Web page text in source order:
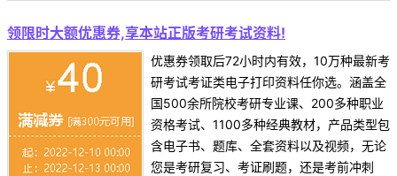
领限时大额优惠券,享本站正版考研考试资料!
优惠券领取后72小时内有效，10万种最新考
研考试考证类电子打印资料任你选。涵盖全
国500余所院校考研专业课、200多种职业
资格考试、1100多种经典教材，产品类型包
含电子书、题库、全套资料以及视频，无论
您是考研复习、考证刷题，还是考前冲刺